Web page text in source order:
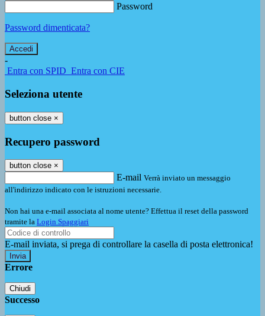
Password
Password dimenticata?
-
Entra con SPID Entra con CIE
Seleziona utente
button close ×
Recupero password
button close ×
E-mail Verrà inviato un messaggio
all'indirizzo indicato con le istruzioni necessarie.
Non hai una e-mail associata al nome utente? Effettua il reset della password
tramite la Login Spaggiari
E-mail inviata, si prega di controllare la casella di posta elettronica!
Errore
Chiudi
Successo